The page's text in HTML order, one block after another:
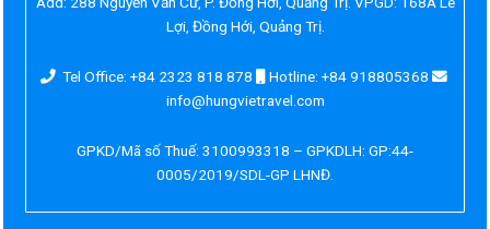
Lợi, Đồng Hới, Quảng Trị.
Tel Office: +84 2323 818 878
Hotline: +84 918805368
info@hungvietravel.com
GPKD/Mã số Thuế: 3100993318 – GPKDLH: GP:44-
0005/2019/SDL-GP LHNĐ.